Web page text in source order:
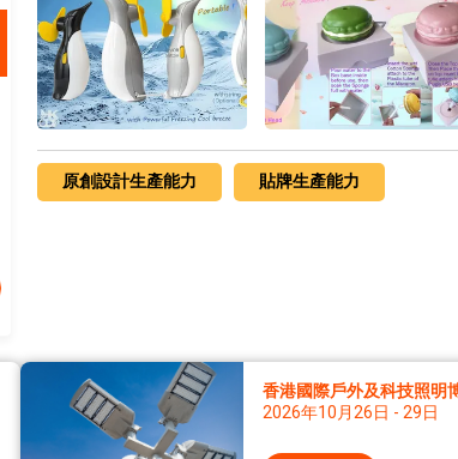
原創設計生產能力 貼牌生產能力
香港國際戶外及科技照明
2026年10月26日 - 29日